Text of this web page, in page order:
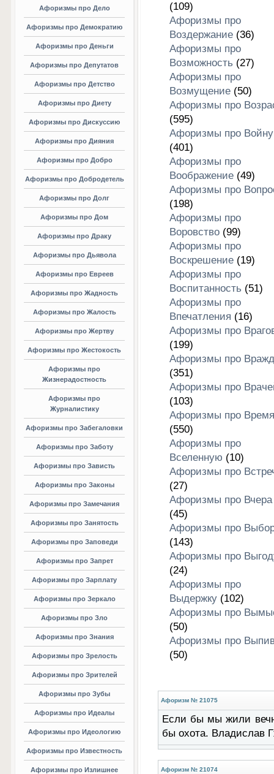
Афоризмы про Дело
Афоризмы про Демократию
Афоризмы про Деньги
Афоризмы про Депутатов
Афоризмы про Детство
Афоризмы про Диету
Афоризмы про Дискуссию
Афоризмы про Дияния
Афоризмы про Добро
Афоризмы про Добродетель
Афоризмы про Долг
Афоризмы про Дом
Афоризмы про Драку
Афоризмы про Дьявола
Афоризмы про Евреев
Афоризмы про Жадность
Афоризмы про Жалость
Афоризмы про Жертву
Афоризмы про Жестокость
Афоризмы про
Жизнерадостность
Афоризмы про
Журналистику
Афоризмы про Забегаловки
Афоризмы про Заботу
Афоризмы про Зависть
Афоризмы про Законы
Афоризмы про Замечания
Афоризмы про Занятость
Афоризмы про Заповеди
Афоризмы про Запрет
Афоризмы про Зарплату
Афоризмы про Зеркало
Афоризмы про Зло
Афоризмы про Знания
Афоризмы про Зрелость
Афоризмы про Зрителей
Афоризмы про Зубы
Афоризмы про Идеалы
Афоризмы про Идеологию
Афоризмы про Известность
Афоризмы про Излишнее
(109)
Афоризмы про
Воздержание(36)
Афоризмы про
Возможность (27)
Афоризмы про
Возмущение(50)
Афоризмы про
(595)
Афоризмы про Войну
(401)
Афоризмы про
Воображение(49)
Афоризмы про
(198)
Афоризмы про
Воровство(99)
Афоризмы про
Воскрешение(19)
Афоризмы про
Воспитанность (51)
Афоризмы про
Впечатления (16)
Афоризмы про
(199)
Афоризмы про
(351)
Афоризмы про
(103)
Афоризмы про Время
(550)
Афоризмы про
Вселенную (10)
Афоризмы про
(27)
Афоризмы про Вчера
(45)
Афоризмы про
(143)
Афоризмы про
(24)
Афоризмы про
Выдержку(102)
Афоризмы про
(50)
Афоризмы про
(50)
Афоризм № 21075
Если бы мы жили
бы охота. Владислав
Афоризм № 21074